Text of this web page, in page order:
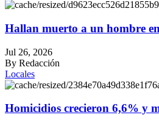
Hallan muerto a un hombre
Jul 26, 2026
By Redacción
Locales
Homicidios crecieron 6,6% y